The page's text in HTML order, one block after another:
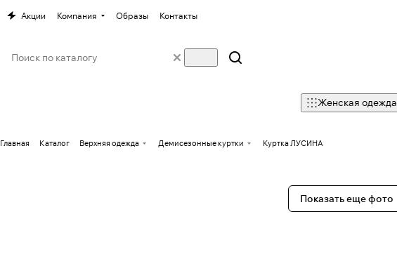
Акции Компания Образы Контакты
Женская одежда
Главная Каталог Верхняя одежда Демисезонные куртки Куртка ЛУСИНА
Показать еще фото